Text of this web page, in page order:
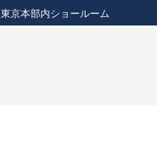
東京本部内ショールーム